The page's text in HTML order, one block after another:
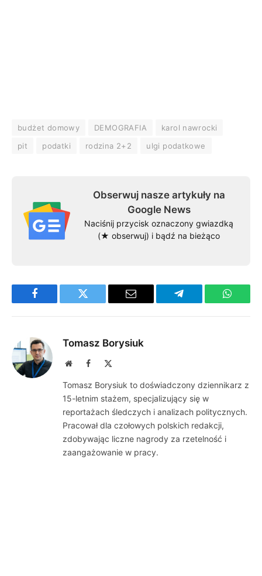
budżet domowy DEMOGRAFIA
karol nawrocki
pit
podatki rodzina 2+2 ulgi podatkowe
Obserwuj nasze artykuły na
Google News
Naciśnij przycisk oznaczony gwiazdką
(★ obserwuj) i bądź na bieżąco
Facebook Twitter Email Telegram
Tomasz Borysiuk
WebsiteFacebook
Tomasz Borysiuk to doświadczony dziennikarz z
15-letnim stażem, specjalizujący się w
reportażach śledczych i analizach politycznych.
Pracował dla czołowych polskich redakcji,
zdobywając liczne nagrody za rzetelność i
zaangażowanie w pracy.